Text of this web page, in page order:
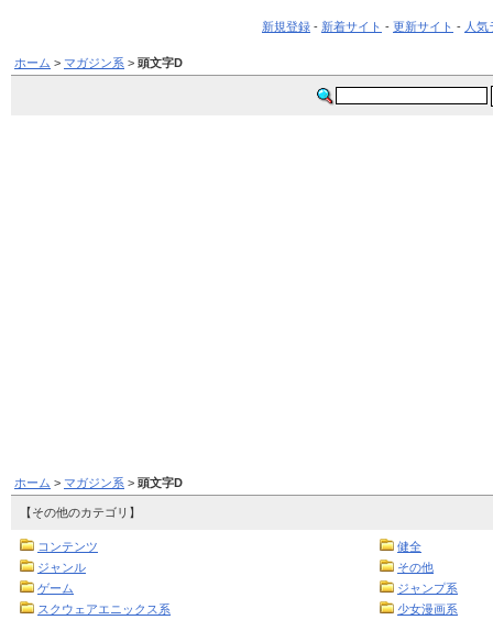
新規登録 - 新着サイト - 更新サイト - 人
ホーム > マガジン系 > 頭文字D
ホーム > マガジン系 > 頭文字D
【その他のカテゴリ】
コンテンツ
健全
ジャンル
その他
ゲーム
ジャンプ系
スクウェアエニックス系
少女漫画系